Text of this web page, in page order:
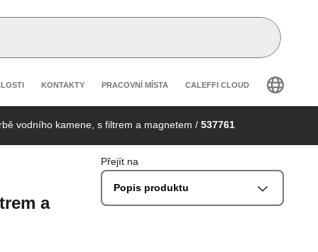
secondary navigation
KONTAKTY PRACOVNÍ MÍSTA CALEFFI CLOUD
vodního kamene, s filtrem a magnetem / 537761
a
Přejít na
Popis produktu